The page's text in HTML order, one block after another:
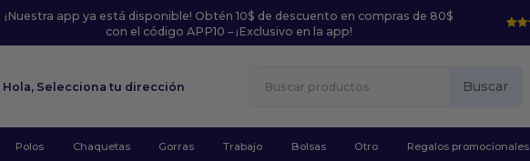
¡Nuestra app ya está disponible! Obtén 10$ de descuento en compras de 80$
con el código APP10 – ¡Exclusivo en la app!
Hola, Selecciona tu dirección Buscar
Polos Chaquetas Gorras Trabajo Bolsas Otro Regalos promocionales